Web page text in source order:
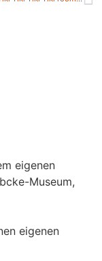
eigenen
Museum,
eigenen